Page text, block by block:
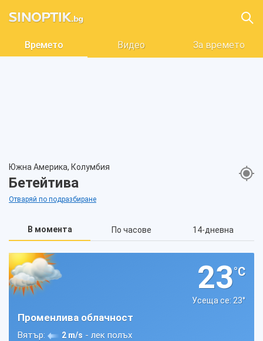
Времето Видео За времето
Южна Америка, Колумбия
Бетейтива
Отваряй по подразбиране
В момента По часове 14-дневна
23°C
Усеща се: 23°
Променлива облачност
Вятър: 2 m/s - лек полъх